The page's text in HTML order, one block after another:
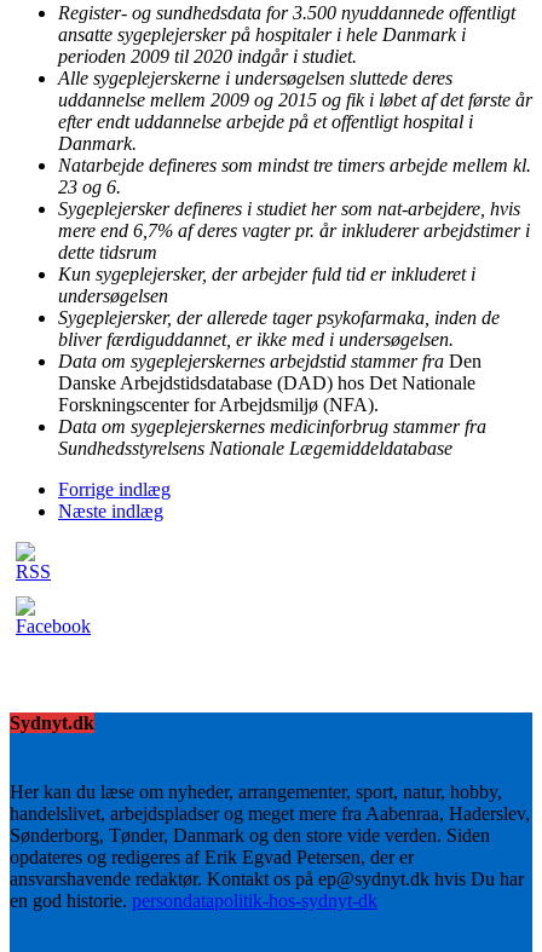
Register- og sundhedsdata for 3.500 nyuddannede offentligt
ansatte sygeplejersker på hospitaler i hele Danmark i
perioden 2009 til 2020 indgår i studiet.
Alle sygeplejerskerne i undersøgelsen sluttede deres
uddannelse mellem 2009 og 2015 og fik i løbet af det første år
efter endt uddannelse arbejde på et offentligt hospital i
Danmark.
Natarbejde defineres som mindst tre timers arbejde mellem kl.
23 og 6.
Sygeplejersker defineres i studiet her som nat-arbejdere, hvis
mere end 6,7% af deres vagter pr. år inkluderer arbejdstimer i
dette tidsrum
Kun sygeplejersker, der arbejder fuld tid er inkluderet i
undersøgelsen
Sygeplejersker, der allerede tager psykofarmaka, inden de
bliver færdiguddannet, er ikke med i undersøgelsen.
Data om sygeplejerskernes arbejdstid stammer fra Den
Danske Arbejdstidsdatabase (DAD) hos Det Nationale
Forskningscenter for Arbejdsmiljø (NFA).
Data om sygeplejerskernes medicinforbrug stammer fra
Sundhedsstyrelsens Nationale Lægemiddeldatabase
Forrige indlæg
Næste indlæg
Sydnyt.dk
Her kan du læse om nyheder, arrangementer, sport, natur, hobby,
handelslivet, arbejdspladser og meget mere fra Aabenraa, Haderslev,
Sønderborg, Tønder, Danmark og den store vide verden. Siden
opdateres og redigeres af Erik Egvad Petersen, der er
ansvarshavende redaktør. Kontakt os på ep@sydnyt.dk hvis Du har
en god historie. persondatapolitik-hos-sydnyt-dk